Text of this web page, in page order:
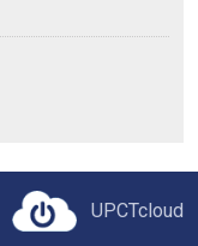
UPCTcloud